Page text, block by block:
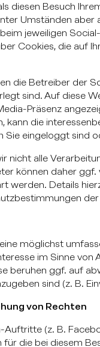
diesen Besuch
Umständen
jeweiligen
Cookies, die auf
die Betreiber der
sind. Auf diese
Präsenz
kann die
Sie eingeloggt sind
nicht alle
können daher
werden. Details
möglichst
im Sinne von
beruhen ggf. auf
sind (z. B.
von Rechten
Auftritte (z. B.
die bei diesem